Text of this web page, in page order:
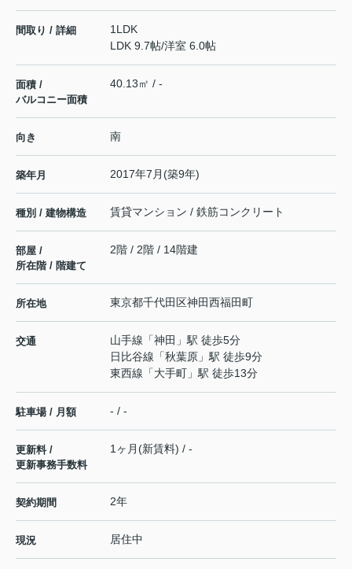
間取り / 詳細
1LDK
LDK 9.7帖/洋室 6.0帖
面積 /
バルコニー面積
40.13㎡ / -
向き 南
築年月 2017年7月(築9年)
種別 / 建物構造 賃貸マンション / 鉄筋コンクリート
部屋 /
所在階 / 階建て
2階 / 2階 / 14階建
所在地 東京都千代田区神田西福田町
交通 山手線 「神田 」駅 徒歩5分
日比谷線 「秋葉原 」駅 徒歩9分
東西線 「大手町 」駅 徒歩13分
駐車場 / 月額 - / -
更新料 /
更新事務手数料
1ヶ月(新賃料) / -
契約期間 2年
現況 居住中